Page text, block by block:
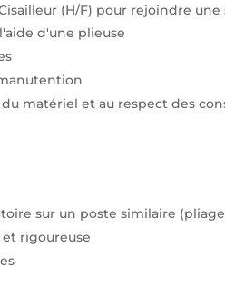
(H/F) pour rejoindre
d'une plieuse
matériel et au respect des
sur un poste similaire
rigoureuse